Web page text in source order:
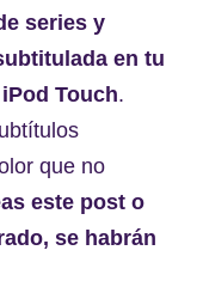
series y
en tu
Touch.
que no
este post o
se habrán